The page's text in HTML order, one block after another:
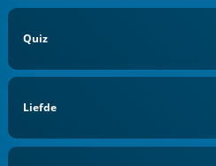
Quiz
Liefde